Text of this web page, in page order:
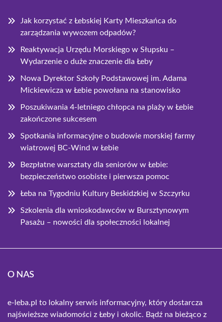
Jak korzystać z Łebskiej Karty Mieszkańca do
zarządzania wywozem odpadów?
Reaktywacja Urzędu Morskiego w Słupsku –
Wydarzenie o duże znaczenie dla Łeby
Nowa Dyrektor Szkoły Podstawowej im. Adama
Mickiewicza w Łebie powołana na stanowisko
Poszukiwania 4-letniego chłopca na plaży w Łebie
zakończone sukcesem
Spotkania informacyjne o budowie morskiej farmy
wiatrowej BC-Wind w Łebie
Bezpłatne warsztaty dla seniorów w Łebie:
bezpieczeństwo osobiste i pierwsza pomoc
Łeba na Tygodniu Kultury Beskidzkiej w Szczyrku
Szkolenia dla wnioskodawców w Bursztynowym
Pasażu – nowości dla społeczności lokalnej
O NAS
e-leba.pl to lokalny serwis informacyjny, który dostarcza
najświeższe wiadomości z Łeby i okolic. Bądź na bieżąco z